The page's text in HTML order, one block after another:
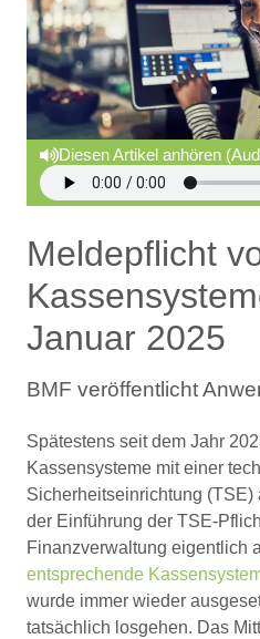
Diesen Artikel anhören
Meldepflicht
Januar 2025
BMF veröffentlicht
Spätestens seit dem Jahr
Kassensysteme mit einer
Sicherheitseinrichtung (TSE)
der Einführung der TSE-
Finanzverwaltung eigentlich
entsprechende
wurde immer wieder
tatsächlich losgehen. Das